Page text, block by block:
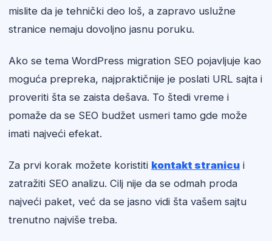
mislite da je tehnički deo loš, a zapravo uslužne
stranice nemaju dovoljno jasnu poruku.
Ako se tema WordPress migration SEO pojavljuje kao
moguća prepreka, najpraktičnije je poslati URL sajta i
proveriti šta se zaista dešava. To štedi vreme i
pomaže da se SEO budžet usmeri tamo gde može
imati najveći efekat.
Za prvi korak možete koristiti kontakt stranicu i
zatražiti SEO analizu. Cilj nije da se odmah proda
najveći paket, već da se jasno vidi šta vašem sajtu
trenutno najviše treba.